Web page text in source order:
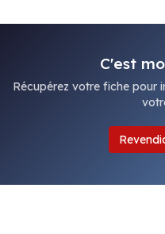
C'est
Récupérez votre fiche pour